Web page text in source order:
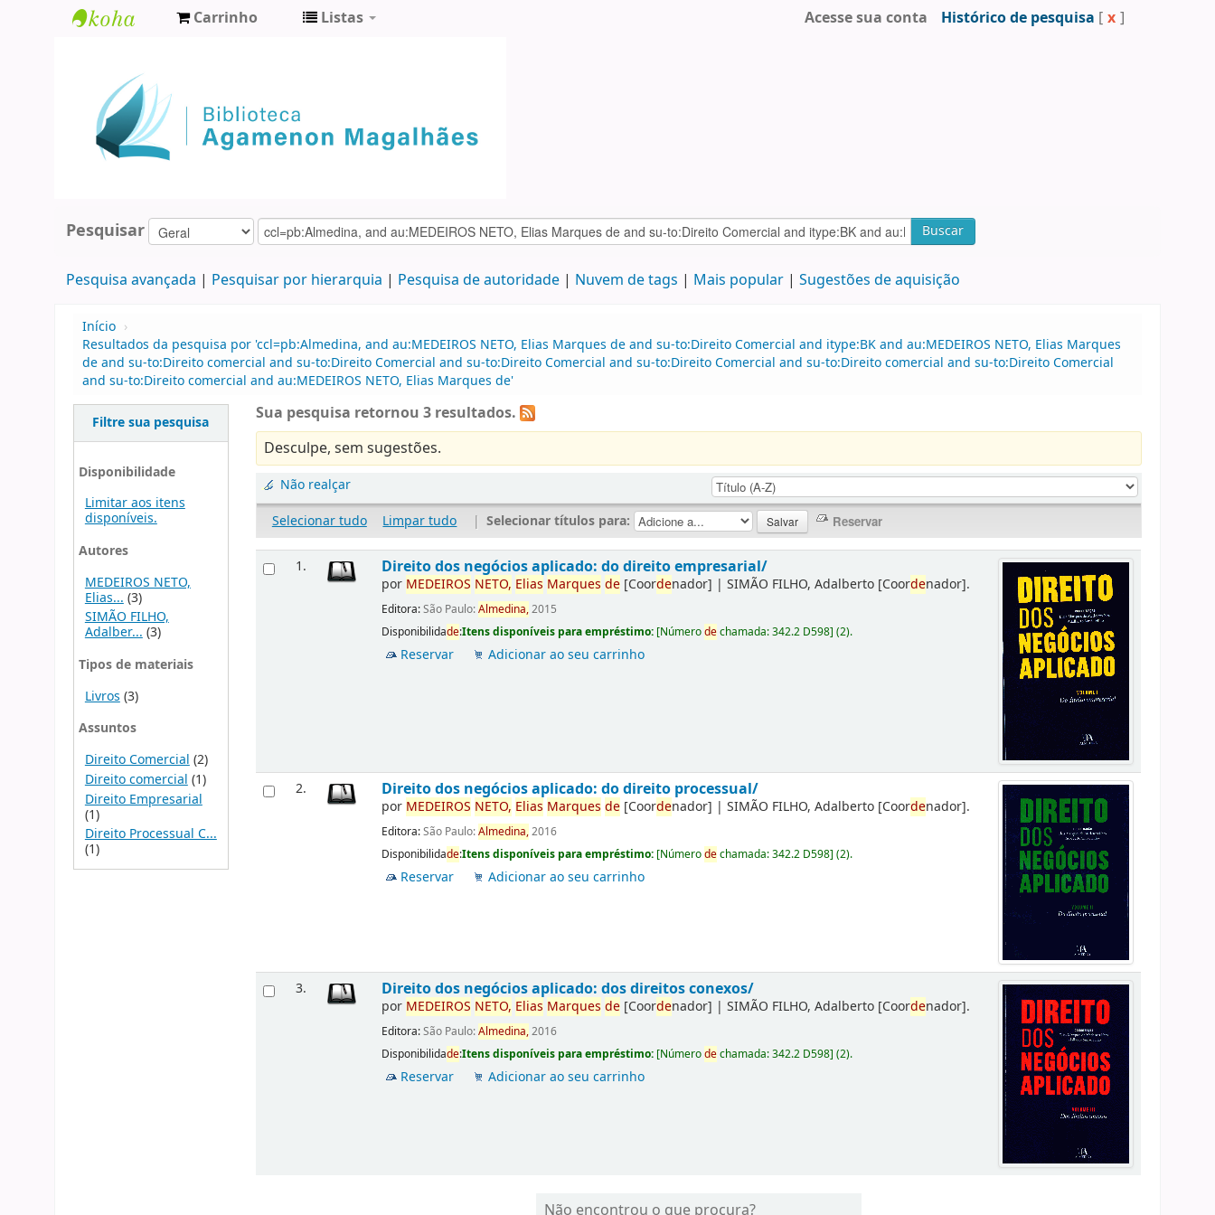
Agamenon
Magalhães
Carrinho Listas Acesse sua conta Histórico de pesquisa [ x ]
Pesquisar Buscar
Pesquisa avançada Pesquisar por hierarquia Pesquisa de autoridade Nuvem de tags Mais popular Sugestões de aquisição
Início ›
Resultados da pesquisa por 'ccl=pb:Almedina, and au:MEDEIROS NETO, Elias Marques de and su-to:Direito Comercial and itype:BK and au:MEDEIROS NETO, Elias Marques
de and su-to:Direito comercial and su-to:Direito Comercial and su-to:Direito Comercial and su-to:Direito Comercial and su-to:Direito comercial and su-to:Direito Comercial
and su-to:Direito comercial and au:MEDEIROS NETO, Elias Marques de'
Filtre sua pesquisa
Disponibilidade
Limitar aos itens
disponíveis.
Autores
MEDEIROS NETO,
Elias... (3)
SIMÃO FILHO,
Adalber...(3)
Tipos de materiais
Livros (3)
Assuntos
Direito Comercial (2)
Direito comercial (1)
Direito Empresarial
(1)
Direito Processual C...
(1)
Sua pesquisa retornou 3 resultados.
Desculpe, sem sugestões.
Não realçar
Selecionar tudo
Limpar tudo | Selecionar títulos para:
1. Direito dos negócios aplicado: do direito empresarial/
por MEDEIROS NETO, Elias Marques de [Coordenador] |SIMÃO FILHO, Adalberto [Coordenador].
Editora:São Paulo:Almedina,2015
Disponibilidade:Itens disponíveis para empréstimo: [Númerodechamada:342.2 D598](2).
Reservar Adicionar ao seu carrinho
2. Direito dos negócios aplicado: do direito processual/
por MEDEIROS NETO, Elias Marques de [Coordenador] |SIMÃO FILHO, Adalberto [Coordenador].
Editora:São Paulo:Almedina,2016
Disponibilidade:Itens disponíveis para empréstimo: [Númerodechamada:342.2 D598](2).
Reservar Adicionar ao seu carrinho
3. Direito dos negócios aplicado: dos direitos conexos/
por MEDEIROS NETO, Elias Marques de [Coordenador] |SIMÃO FILHO, Adalberto [Coordenador].
Editora:São Paulo:Almedina,2016
Disponibilidade:Itens disponíveis para empréstimo: [Númerodechamada:342.2 D598](2).
Reservar Adicionar ao seu carrinho